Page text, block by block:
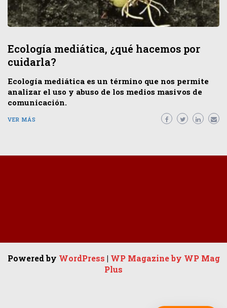
Ecología mediática, ¿qué hacemos por
cuidarla?
Ecología mediática es un término que nos permite
analizar el uso y abuso de los medios masivos de
comunicación.
VER MÁS
Powered by WordPress | WP Magazine by WP Mag
Plus